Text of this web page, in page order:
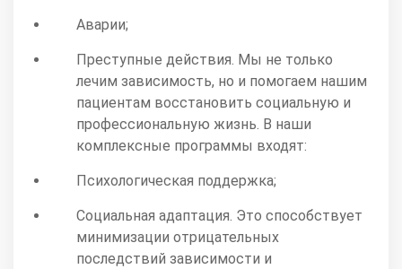
Аварии;
Преступные действия. Мы не только
лечим зависимость, но и помогаем нашим
пациентам восстановить социальную и
профессиональную жизнь. В наши
комплексные программы входят:
Психологическая поддержка;
Социальная адаптация. Это способствует
минимизации отрицательных
последствий зависимости и